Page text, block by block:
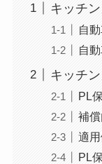
キッチ
自
自
キッチ
PL
補
適
PL